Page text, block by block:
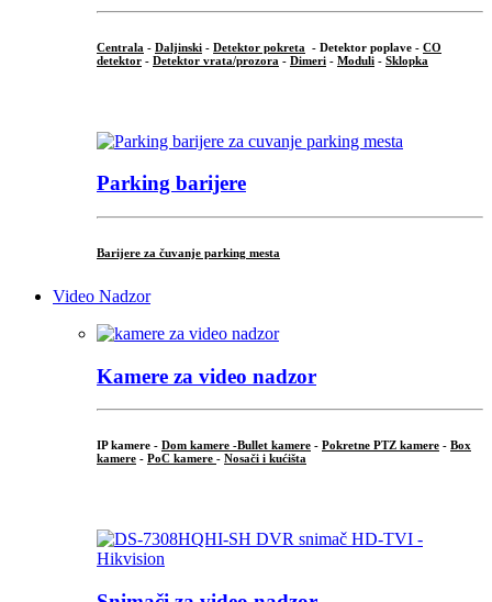
Centrala - Daljinski - Detektor pokreta - Detektor poplave - CO
detektor - Detektor vrata/prozora - Dimeri - Moduli - Sklopka
Parking barijere
Barijere za čuvanje parking mesta
Video Nadzor
Kamere za video nadzor
IP kamere - Dom kamere -Bullet kamere - Pokretne PTZ kamere - Box
kamere - PoC kamere - Nosači i kućišta